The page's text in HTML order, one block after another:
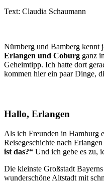
Text: Claudia Schaumann
Nürnberg und Bamberg kennt
Erlangen und Coburg ganz
Geheimtipp. Ich hatte dort
kommen hier ein paar Dinge,
Hallo, Erlangen
Als ich Freunden in Hamburg
Reisegeschichte nach
ist das?“ Und ich gebe es zu,
Die kleinste Großstadt
wunderschöne Altstadt mit